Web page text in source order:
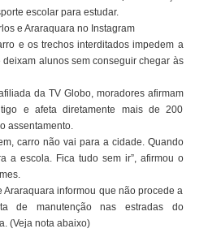
escolar para estudar.
e Araraquara no Instagram
e os trechos interditados impedem a
alunos sem conseguir chegar às
da TV Globo, moradores afirmam
e afeta diretamente mais de 200
assentamento.
carro não vai para a cidade. Quando
a escola. Fica tudo sem ir”, afirmou o
Araraquara informou que não procede a
de manutenção nas estradas do
(Veja nota abaixo)